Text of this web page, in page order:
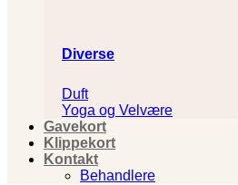
Diverse
Duft
Yoga og Velvære
Gavekort
Klippekort
Kontakt
Behandlere